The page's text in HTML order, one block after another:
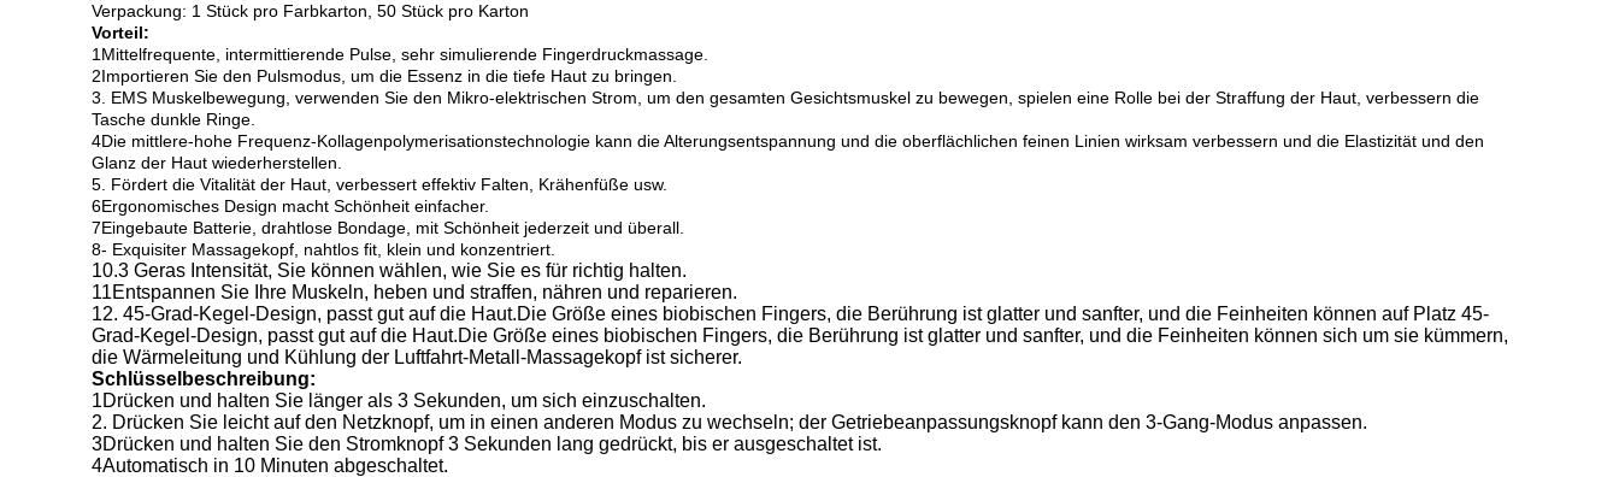
Verpackung: 1 Stück pro Farbkarton, 50 Stück pro Karton
Vorteil:
1Mittelfrequente, intermittierende Pulse, sehr simulierende Fingerdruckmassage.
2Importieren Sie den Pulsmodus, um die Essenz in die tiefe Haut zu bringen.
3. EMS Muskelbewegung, verwenden Sie den Mikro-elektrischen Strom, um den gesamten Gesichtsmuskel zu bewegen, spielen eine Rolle bei der Straffung der Haut, verbessern die
Tasche dunkle Ringe.
4Die mittlere-hohe Frequenz-Kollagenpolymerisationstechnologie kann die Alterungsentspannung und die oberflächlichen feinen Linien wirksam verbessern und die Elastizität und den
Glanz der Haut wiederherstellen.
5. Fördert die Vitalität der Haut, verbessert effektiv Falten, Krähenfüße usw.
6Ergonomisches Design macht Schönheit einfacher.
7Eingebaute Batterie, drahtlose Bondage, mit Schönheit jederzeit und überall.
8- Exquisiter Massagekopf, nahtlos fit, klein und konzentriert.
10.3 Geras Intensität, Sie können wählen, wie Sie es für richtig halten.
11Entspannen Sie Ihre Muskeln, heben und straffen, nähren und reparieren.
12. 45-Grad-Kegel-Design, passt gut auf die Haut.Die Größe eines biobischen Fingers, die Berührung ist glatter und sanfter, und die Feinheiten können auf Platz 45-
Grad-Kegel-Design, passt gut auf die Haut.Die Größe eines biobischen Fingers, die Berührung ist glatter und sanfter, und die Feinheiten können sich um sie kümmern,
die Wärmeleitung und Kühlung der Luftfahrt-Metall-Massagekopf ist sicherer.
Schlüsselbeschreibung:
1Drücken und halten Sie länger als 3 Sekunden, um sich einzuschalten.
2. Drücken Sie leicht auf den Netzknopf, um in einen anderen Modus zu wechseln; der Getriebeanpassungsknopf kann den 3-Gang-Modus anpassen.
3Drücken und halten Sie den Stromknopf 3 Sekunden lang gedrückt, bis er ausgeschaltet ist.
4Automatisch in 10 Minuten abgeschaltet.